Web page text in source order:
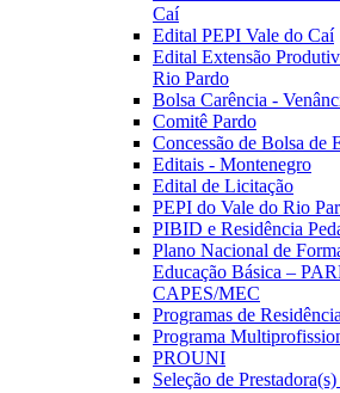
Caí
Edital PEPI Vale do Caí
Edital Extensão
Rio Pardo
Bolsa Carência -
Comitê Pardo
Concessão de Bolsa de
Editais - Montenegro
Edital de Licitação
PEPI do Vale do Rio
PIBID e Residência
Plano Nacional de
Educação Básica –
CAPES/MEC
Programas de
Programa
PROUNI
Seleção de